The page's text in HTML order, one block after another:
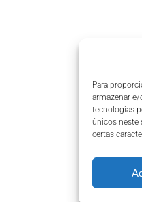
Para
armazenar
tecnologias
únicos neste
certas